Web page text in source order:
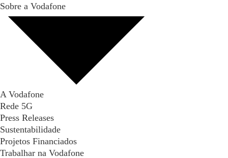
Sobre a Vodafone
A Vodafone
Rede 5G
Press Releases
Sustentabilidade
Projetos Financiados
Trabalhar na Vodafone